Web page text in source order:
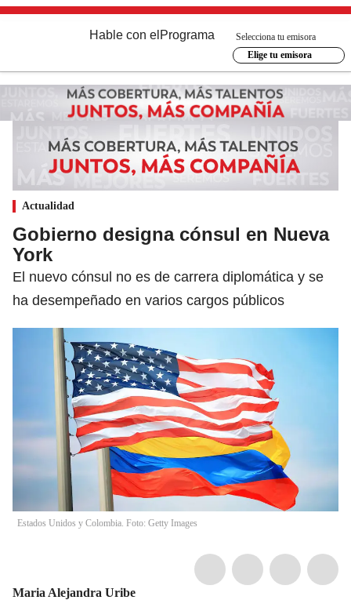
Hable con el Programa
Selecciona tu emisora
Elige tu emisora
Actualidad
Gobierno designa cónsul en Nueva
York
El nuevo cónsul no es de carrera diplomática y se
ha desempeñado en varios cargos públicos
Estados Unidos y Colombia. Foto: Getty Images
Maria Alejandra Uribe